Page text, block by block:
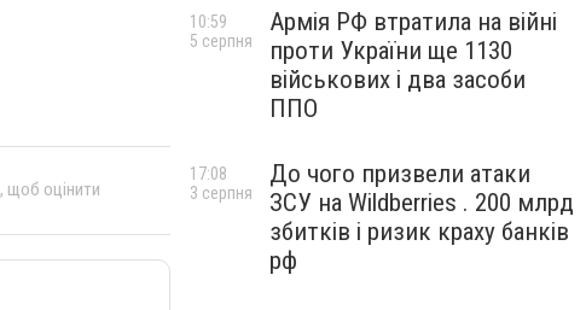
, щоб оцінити
Армія РФ втратила на війні
проти України ще 1130
військових і два засоби
ППО
10:59
5 серпня
До чого призвели атаки
ЗСУ на Wildberries . 200 млрд
збитків і ризик краху банків
рф
17:08
3 серпня